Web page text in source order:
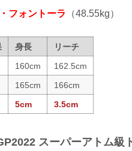
フォントーラ （48.55kg）
身長
リーチ
160cm
162.5cm
165cm
166cm
5cm 3.5cm
スーパーアトム級